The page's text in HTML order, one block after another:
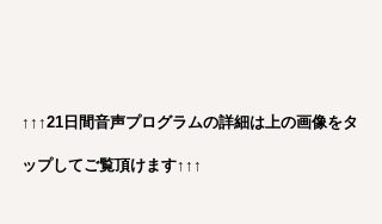
↑↑↑21日間音声プログラムの詳細は上の画像をタ
ップしてご覧頂けます↑↑↑